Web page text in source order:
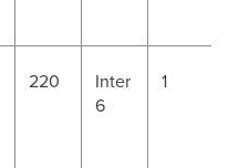
220
Inter
6
1